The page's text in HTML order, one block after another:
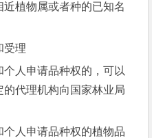
植物属或者种的已知名
受理
人申请品种权的，可以
代理机构向国家林业局
人申请品种权的植物品